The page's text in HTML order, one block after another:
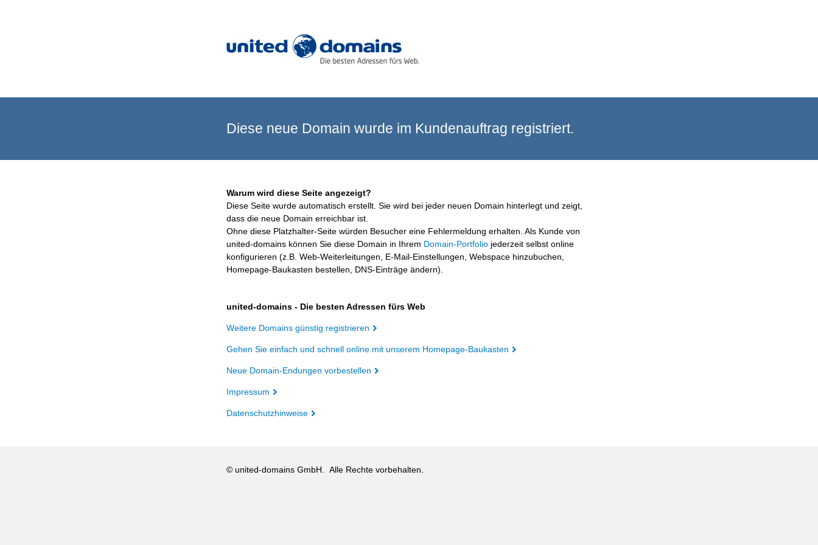
Diese neue Domain wurde im Kundenauftrag registriert.
Warum wird diese Seite angezeigt?
Diese Seite wurde automatisch erstellt. Sie wird bei jeder neuen Domain hinterlegt und zeigt,
dass die neue Domain erreichbar ist.
Ohne diese Platzhalter-Seite würden Besucher eine Fehlermeldung erhalten. Als Kunde von
united-domains können Sie diese Domain in Ihrem Domain-Portfolio jederzeit selbst online
konfigurieren (z.B. Web-Weiterleitungen, E-Mail-Einstellungen, Webspace hinzubuchen,
Homepage-Baukasten bestellen, DNS-Einträge ändern).
united-domains - Die besten Adressen fürs Web
Weitere Domains günstig registrieren
Gehen Sie einfach und schnell online mit unserem Homepage-Baukasten
Neue Domain-Endungen vorbestellen
Impressum
Datenschutzhinweise
© united-domains GmbH. Alle Rechte vorbehalten.